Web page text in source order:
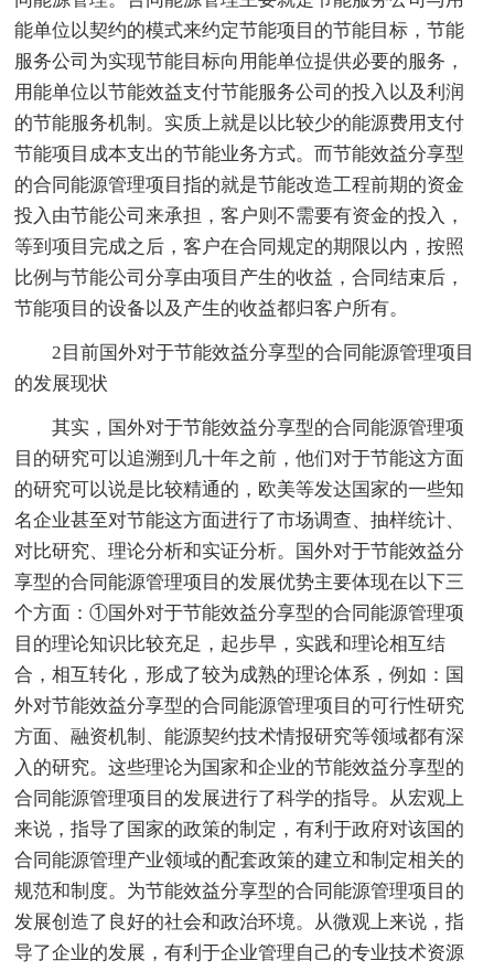
能单位以契约的模式来约定节能项目的节能目标，节能
服务公司为实现节能目标向用能单位提供必要的服务，
用能单位以节能效益支付节能服务公司的投入以及利润
的节能服务机制。实质上就是以比较少的能源费用支付
节能项目成本支出的节能业务方式。而节能效益分享型
的合同能源管理项目指的就是节能改造工程前期的资金
投入由节能公司来承担，客户则不需要有资金的投入，
等到项目完成之后，客户在合同规定的期限以内，按照
比例与节能公司分享由项目产生的收益，合同结束后，
节能项目的设备以及产生的收益都归客户所有。
2目前国外对于节能效益分享型的合同能源管理项目
的发展现状
其实，国外对于节能效益分享型的合同能源管理项
目的研究可以追溯到几十年之前，他们对于节能这方面
的研究可以说是比较精通的，欧美等发达国家的一些知
名企业甚至对节能这方面进行了市场调查、抽样统计、
对比研究、理论分析和实证分析。国外对于节能效益分
享型的合同能源管理项目的发展优势主要体现在以下三
个方面：①国外对于节能效益分享型的合同能源管理项
目的理论知识比较充足，起步早，实践和理论相互结
合，相互转化，形成了较为成熟的理论体系，例如：国
外对节能效益分享型的合同能源管理项目的可行性研究
方面、融资机制、能源契约技术情报研究等领域都有深
入的研究。这些理论为国家和企业的节能效益分享型的
合同能源管理项目的发展进行了科学的指导。从宏观上
来说，指导了国家的政策的制定，有利于政府对该国的
合同能源管理产业领域的配套政策的建立和制定相关的
规范和制度。为节能效益分享型的合同能源管理项目的
发展创造了良好的社会和政治环境。从微观上来说，指
导了企业的发展，有利于企业管理自己的专业技术资源